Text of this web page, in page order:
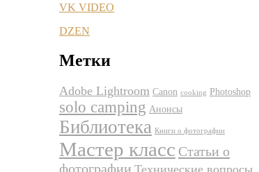
VK VIDEO
DZEN
Метки
Adobe Lightroom Canon cooking Photoshop
solo camping Анонсы
Библиотека Книги о фотографии
Мастер класс Статьи о
фотографии Технические вопросы